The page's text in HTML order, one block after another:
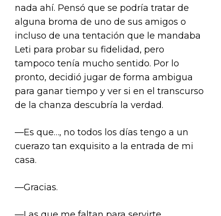
nada ahí. Pensó que se podría tratar de
alguna broma de uno de sus amigos o
incluso de una tentación que le mandaba
Leti para probar su fidelidad, pero
tampoco tenía mucho sentido. Por lo
pronto, decidió jugar de forma ambigua
para ganar tiempo y ver si en el transcurso
de la chanza descubría la verdad.
—Es que…, no todos los días tengo a un
cuerazo tan exquisito a la entrada de mi
casa.
—Gracias.